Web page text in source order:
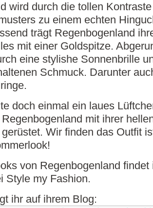
wird durch die tollen
zu einem echten
trägt Regenbogenland
mit einer Goldspitze.
eine stylishe Sonnenbrille
Schmuck. Darunter
doch einmal ein laues
mit ihrer
Wir finden das Outfit
von Regenbogenland findet
Style my Fashion.
ihr auf ihrem Blog: